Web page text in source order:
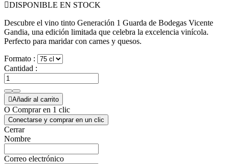
DISPONIBLE EN STOCK
Descubre el vino tinto Generación 1 Guarda de Bodegas Vicente
Gandia, una edición limitada que celebra la excelencia vinícola.
Perfecto para maridar con carnes y quesos.
Formato :
Cantidad :
Añadir al carrito
O Comprar en 1 clic
Conectarse y comprar en un clic
Cerrar
Nombre
Correo electrónico